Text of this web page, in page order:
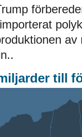
av
till